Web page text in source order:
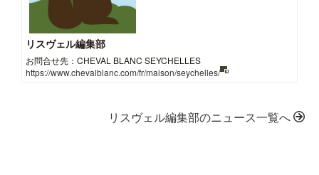
リスヴェル編集部
お問合せ先：CHEVAL BLANC SEYCHELLES
https://www.chevalblanc.com/fr/maison/seychelles/
リスヴェル編集部のニュース一覧へ